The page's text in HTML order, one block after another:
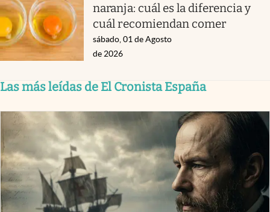
naranja: cuál es la diferencia y
cuál recomiendan comer
sábado, 01 de Agosto
de 2026
Las más leídas de El Cronista España